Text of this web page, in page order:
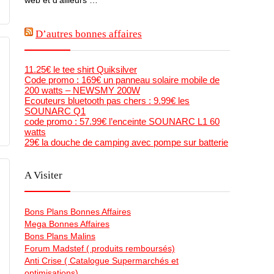
D’autres bonnes affaires
11.25€ le tee shirt Quiksilver
Code promo : 169€ un panneau solaire mobile de
200 watts – NEWSMY 200W
Ecouteurs bluetooth pas chers : 9.99€ les
SOUNARC Q1
code promo : 57.99€ l’enceinte SOUNARC L1 60
watts
29€ la douche de camping avec pompe sur batterie
A Visiter
Bons Plans Bonnes Affaires
Mega Bonnes Affaires
Bons Plans Malins
Forum Madstef ( produits remboursés)
Anti Crise ( Catalogue Supermarchés et